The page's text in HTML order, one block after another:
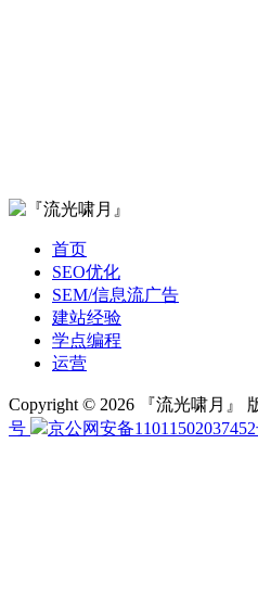
首页
SEO优化
SEM/信息流广告
建站经验
学点编程
运营
Copyright © 2026 『流光啸月』
号
京公网安备